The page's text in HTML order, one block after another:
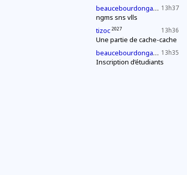
13h37
beaucebourdongabriel 2027
ngms sns vlls
13h36
tizoc 2027
Une partie de cache-cache
13h35
beaucebourdongabriel 2027
Inscription d’étudiants